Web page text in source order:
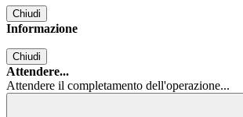
Chiudi
Informazione
Chiudi
Attendere...
Attendere il completamento dell'operazione...